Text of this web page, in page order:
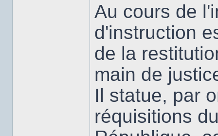
Au cours de
d'instruction
de la
main de
Il statue, par
réquisitions